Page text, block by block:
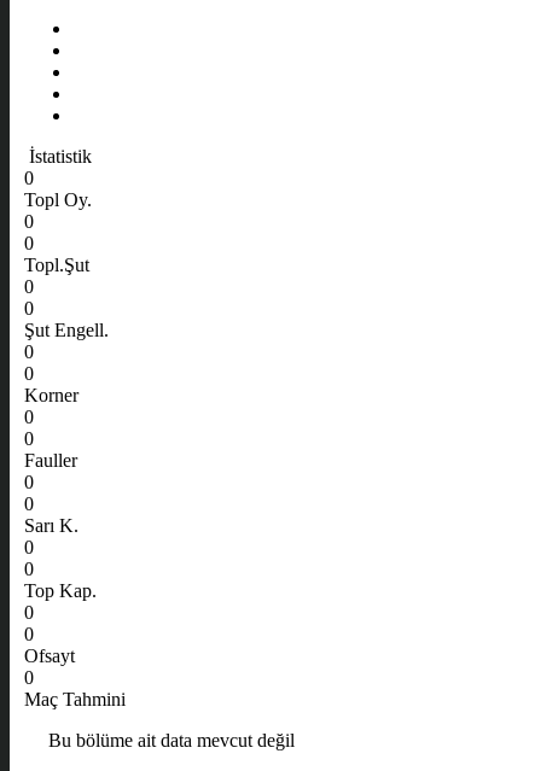
İstatistik
0
Topl Oy.
0
0
Topl.Şut
0
0
Şut Engell.
0
0
Korner
0
0
Fauller
0
0
Sarı K.
0
0
Top Kap.
0
0
Ofsayt
0
Maç Tahmini
Bu bölüme ait data mevcut değil